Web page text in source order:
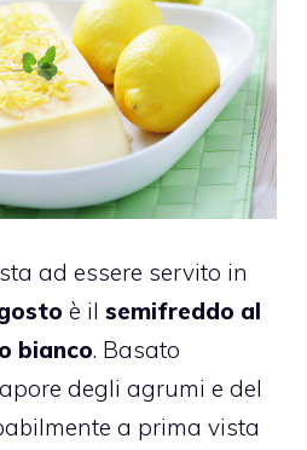
ad essere servito in
è il semifreddo al
bianco. Basato
degli agrumi e del
a prima vista